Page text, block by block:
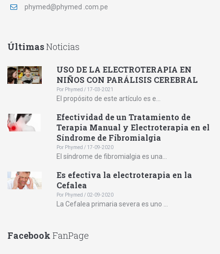
phymed@phymed .com.pe
ÚltimasNoticias
USO DE LA ELECTROTERAPIA EN
NIÑOS CON PARÁLISIS CEREBRAL
Por Phymed / 17-03-2021
El propósito de este artículo es e...
Efectividad de un Tratamiento de
Terapia Manual y Electroterapia en el
Síndrome de Fibromialgia
Por Phymed / 17-09-2020
El síndrome de fibromialgia es una...
Es efectiva la electroterapia en la
Cefalea
Por Phymed / 02-09-2020
La Cefalea primaria severa es uno ...
Facebook FanPage